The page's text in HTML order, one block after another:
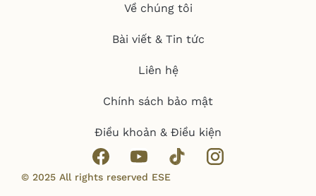
Về chúng tôi
Bài viết & Tin tức
Liên hệ
Chính sách bảo mật
Điều khoản & Điều kiện
© 2025 All rights reserved ESE